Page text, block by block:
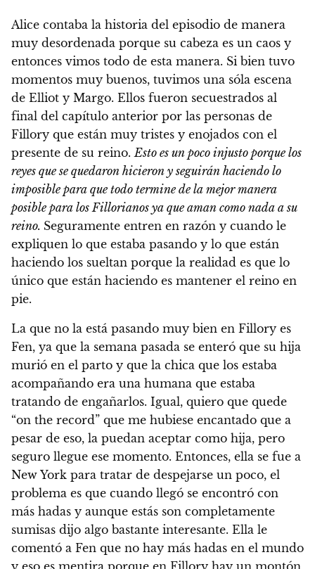
Alice contaba la historia del episodio de manera
muy desordenada porque su cabeza es un caos y
entonces vimos todo de esta manera. Si bien tuvo
momentos muy buenos, tuvimos una sóla escena
de Elliot y Margo. Ellos fueron secuestrados al
final del capítulo anterior por las personas de
Fillory que están muy tristes y enojados con el
presente de su reino.Esto es un poco injusto porque los
reyes que se quedaron hicieron y seguirán haciendo lo
imposible para que todo termine de la mejor manera
posible para los Fillorianos ya que aman como nada a su
reino. Seguramente entren en razón y cuando le
expliquen lo que estaba pasando y lo que están
haciendo los sueltan porque la realidad es que lo
único que están haciendo es mantener el reino en
pie.
La que no la está pasando muy bien en Fillory es
Fen, ya que la semana pasada se enteró que su hija
murió en el parto y que la chica que los estaba
acompañando era una humana que estaba
tratando de engañarlos. Igual, quiero que quede
“on the record” que me hubiese encantado que a
pesar de eso, la puedan aceptar como hija, pero
seguro llegue ese momento. Entonces, ella se fue a
New York para tratar de despejarse un poco, el
problema es que cuando llegó se encontró con
más hadas y aunque estás son completamente
sumisas dijo algo bastante interesante. Ella le
comentó a Fen que no hay más hadas en el mundo